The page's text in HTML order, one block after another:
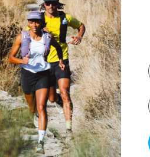
L'une des raisons pour lesquelles vous
probablement d'améliorer vos
au fil du temps. Vous devriez
vitesse, d'endurance ou de confort de
nécessaire de réévaluer votre choix de
5. Entretenez vos chaussures
Pour que vos nouvelles chaussures
régulièrement, retirez la saleté et les
correctement après chaque course, en